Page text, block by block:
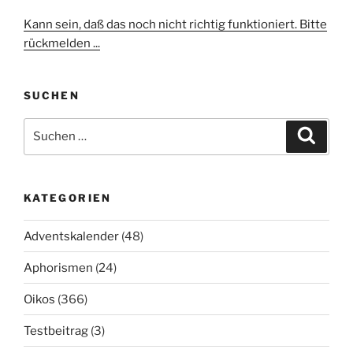
Kann sein, daß das noch nicht richtig funktioniert. Bitte
rückmelden ...
SUCHEN
nach:
KATEGORIEN
Adventskalender (48)
Aphorismen (24)
Oikos (366)
Testbeitrag (3)